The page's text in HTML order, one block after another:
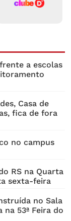
a escolas
Casa de
fica de fora
no campus
RS na Quarta
sexta-feira
no Sala
53ª Feira do